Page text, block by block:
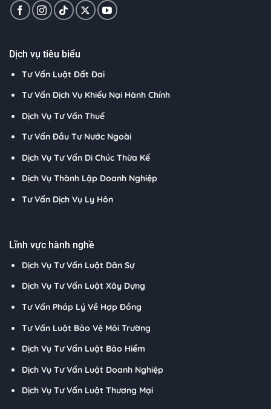
Dịch vụ tiêu biểu
Tư Vấn Luật Đất Đai
Tư Vấn Dịch Vụ Khiếu Nại Hành Chính
Dịch Vụ Tư Vấn Thuế
Tư Vấn Đầu Tư Nước Ngoài
Dịch Vụ Tư Vấn Di Chúc Thừa Kế
Dịch Vụ Thành Lập Doanh Nghiệp
Tư Vấn Dịch Vụ Ly Hôn
Lĩnh vực hành nghề
Dịch Vụ Tư Vấn Luật Dân Sự
Dịch Vụ Tư Vấn Luật Xây Dựng
Tư Vấn Pháp Lý Về Hợp Đồng
Tư Vấn Luật Bảo Vệ Môi Trường
Dịch Vụ Tư Vấn Luật Bảo Hiểm
Dịch Vụ Tư Vấn Luật Doanh Nghiệp
Dịch Vụ Tư Vấn Luật Thương Mại